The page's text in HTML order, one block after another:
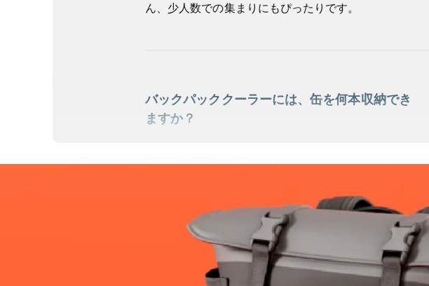
ん、少人数での集まりにもぴったりです。
バックパッククーラーには、缶を何本収納でき
ますか？
どのYETI®アイスシートがバックパッククーラ
ーに最適ですか？